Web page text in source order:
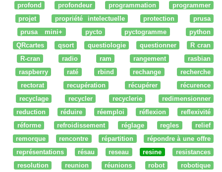
profond
profondeur programmation
programmer
projet
propriété intelectuelle protection
prusa
prusa mini+
pycto pyctogramme
python
QRcartes
qsort questiologie questionner
R cran
R-cran
radio ram rangement
rasbian
raspberry
raté rbind rechange
recherche
rectorat
recupération récupérer
récurence
recyclage
recycler recyclerie
redimensionner
reduction
réduire réemploi réflexion
reflexivité
réforme
refroidissement réglage regles
relief
remorque
rencontre répartition
répondre à une offre
représentations
résau reseau resine
resistances
resolution
reunion réunions robot
robotique